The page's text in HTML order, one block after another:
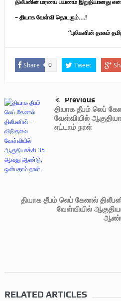
திலீபனின் மரணப் பயணம் இறுதியானது
– தியாக வேள்வி தொடரும்….!
“புலிகளின் தாகம்
Share 0 Tweet
Previous
தியாக தீபம் லெப்
வேள்வியில்
எட்டாம் நாள்
தியாக தீபம் லெப் கேணல்
வேள்வியில்
RELATED ARTICLES